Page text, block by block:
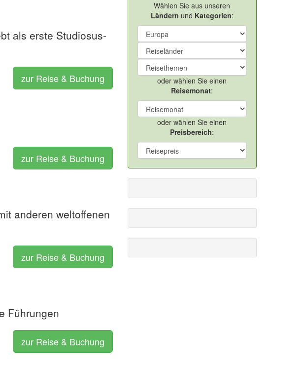
als erste Studiosus-
zur Reise & Buchung
zur Reise & Buchung
anderen weltoffenen
zur Reise & Buchung
Führungen
zur Reise & Buchung
Wählen Sie aus unseren
Ländern und Kategorien:
oder wählen Sie einen
Reisemonat:
oder wählen Sie einen
Preisbereich: